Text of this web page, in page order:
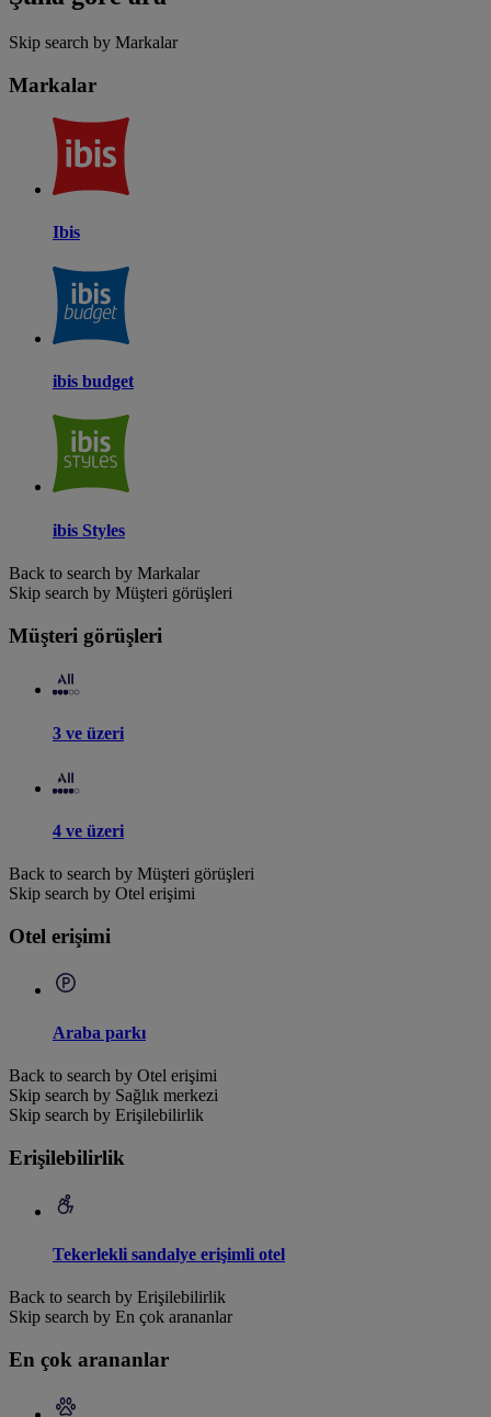
Skip search by Markalar
Markalar
Ibis
ibis budget
ibis Styles
Back to search by Markalar
Skip search by Müşteri görüşleri
Müşteri görüşleri
3 ve üzeri
4 ve üzeri
Back to search by Müşteri görüşleri
Skip search by Otel erişimi
Otel erişimi
Araba parkı
Back to search by Otel erişimi
Skip search by Sağlık merkezi
Skip search by Erişilebilirlik
Erişilebilirlik
Tekerlekli sandalye erişimli otel
Back to search by Erişilebilirlik
Skip search by En çok arananlar
En çok arananlar